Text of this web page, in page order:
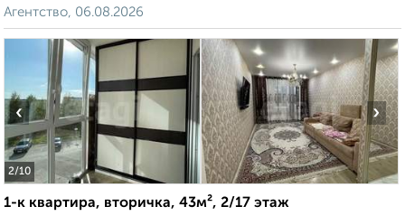
Агентство, 06.08.2026
2/10
‹ ›
1-к квартира, вторичка, 43м², 2/17 этаж